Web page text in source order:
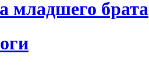
младшего брата